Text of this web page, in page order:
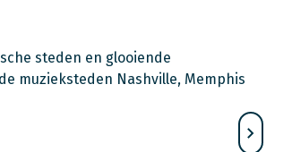
steden en glooiende
muzieksteden Nashville, Memphis